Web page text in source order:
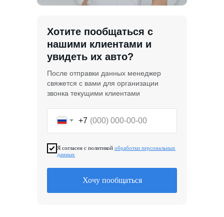
+7
Я согласен с политикой обработки персональных
данных
Хочу пообщаться
Хотите пообщаться с
нашими клиентами и
увидеть их авто?
После отправки данных менеджер
свяжется с вами для организации
звонка текущими клиентами